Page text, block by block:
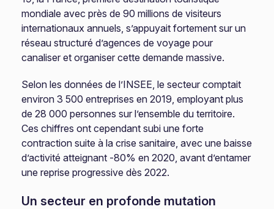
mondiale avec près de 90 millions de visiteurs
internationaux annuels, s’appuyait fortement sur un
réseau structuré d’agences de voyage pour
canaliser et organiser cette demande massive.
Selon les données de l’INSEE, le secteur comptait
environ 3 500 entreprises en 2019, employant plus
de 28 000 personnes sur l’ensemble du territoire.
Ces chiffres ont cependant subi une forte
contraction suite à la crise sanitaire, avec une baisse
d’activité atteignant -80% en 2020, avant d’entamer
une reprise progressive dès 2022.
Un secteur en profonde mutation